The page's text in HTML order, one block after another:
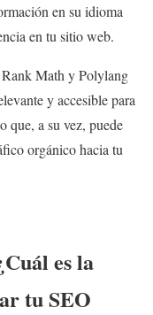
en su idioma
en tu sitio web.
Math y Polylang
y accesible para
que, a su vez, puede
orgánico hacia tu
es la
tu SEO